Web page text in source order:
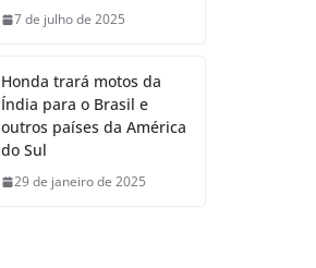
7 de julho de 2025
Honda trará motos da
Índia para o Brasil e
outros países da América
do Sul
29 de janeiro de 2025